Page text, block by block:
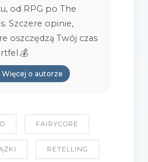
od RPG po The
Szczere opinie,
oszczędzą Twój czas
Więcej o autorze
FAIRYCORE
RETELLING